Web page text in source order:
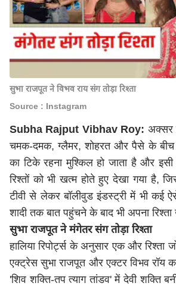
सुभा राजपूत ने विभव राय संग तोड़ा रिश्ता
Source : Instagram
Subha Rajput Vibhav Roy: अक्सर
चमक-दमक, ग्लैमर, शोहरत और पैसे के बीच
का टिके रहना मुश्किल हो जाता है और
रिश्तों को भी खत्म होते हुए देखा गया है,
टीवी से लेकर बॉलीवुड इंडस्ट्री में भी कई
शादी तक बात पहुंचने के बाद भी अपना
सुभा राजपूत ने मंगेतर संग तोड़ा रिश्ता
हालिया रिपोर्ट्स के अनुसार एक और रिश्ता
एक्ट्रेस सुभा राजपूत और एक्टर विभव रॉय
'शिव शक्ति-तप त्याग तांडव' में देवी शक्ति